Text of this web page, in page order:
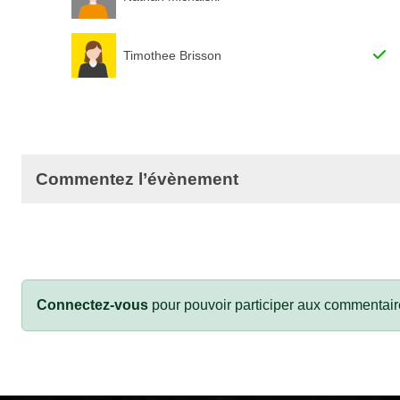
Timothee Brisson
Commentez l’évènement
Connectez-vous pour pouvoir participer aux